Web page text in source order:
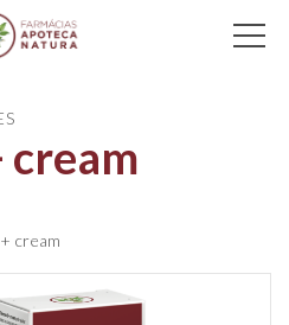
cream
cream